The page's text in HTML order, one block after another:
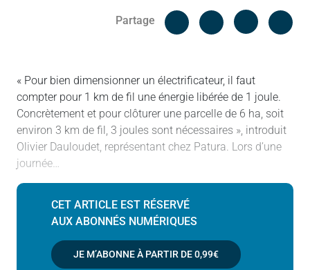
Partage
Facebook
« Pour bien dimensionner un électrificateur, il faut
compter pour 1 km de fil une énergie libérée de 1 joule.
Concrètement et pour clôturer une parcelle de 6 ha, soit
environ 3 km de fil, 3 joules sont nécessaires », introduit
Olivier Dauloudet, représentant chez Patura. Lors d’une
journée…
CET ARTICLE EST RÉSERVÉ
AUX ABONNÉS NUMÉRIQUES
JE M’ABONNE À PARTIR DE0,99€